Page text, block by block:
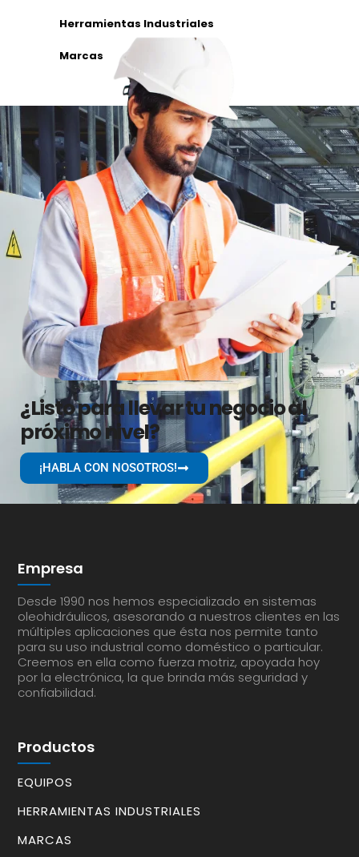
Herramientas Industriales
Marcas
¿Listo para llevar tu negocio al
próximo nivel?
¡HABLA CON NOSOTROS!
Empresa
Desde 1990 nos hemos especializado en sistemas
oleohidráulicos, asesorando a nuestros clientes en las
múltiples aplicaciones que ésta nos permite tanto
para su uso industrial como doméstico o particular.
Creemos en ella como fuerza motriz, apoyada hoy
por la electrónica, la que brinda más seguridad y
confiabilidad.
Productos
EQUIPOS
HERRAMIENTAS INDUSTRIALES
MARCAS